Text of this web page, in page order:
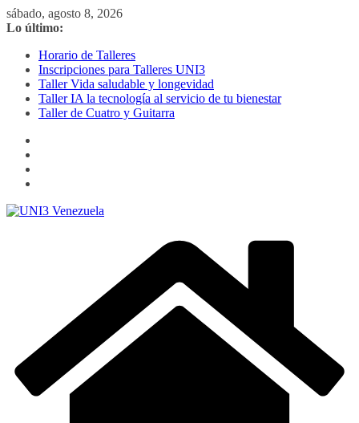
Saltar
al
sábado, agosto 8, 2026
Lo último:
Horario de Talleres
Inscripciones para Talleres UNI3
Taller Vida saludable y longevidad
Taller IA la tecnología al servicio de tu bienestar
Taller de Cuatro y Guitarra